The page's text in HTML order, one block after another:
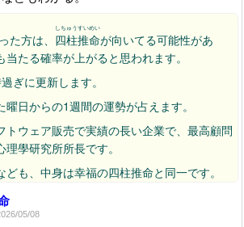
た方は、 四柱推命
しちゅうすいめい
が向いてる可能性があ
たる確率が上がると思われます。
ぎに更新します。
日からの1週間の運勢が占えます。
トウェア販売で実績の長い企業で、最高顧問
學研究所所長です。
も、中身は幸福の四柱推命と同一です。
運勢が2026年の運勢に変わっています。
05/08